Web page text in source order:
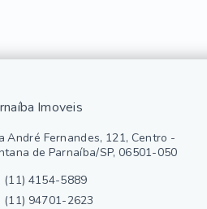
Imoveis
André Fernandes, 121, Centro -
de Parnaíba/SP, 06501-050
(11) 4154-5889
(11) 94701-2623